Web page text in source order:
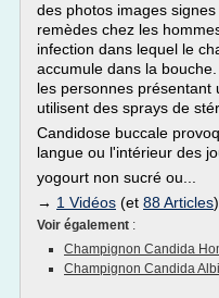
des photos images
remèdes chez les
infection dans lequel le
accumule dans la
les personnes présentant
utilisent des sprays de
Candidose buccale
langue ou l'intérieur des
yogourt non sucré ou...
→ 1 Vidéos (et 88 Articles
Voir également :
Champignon Candida
Champignon Candida